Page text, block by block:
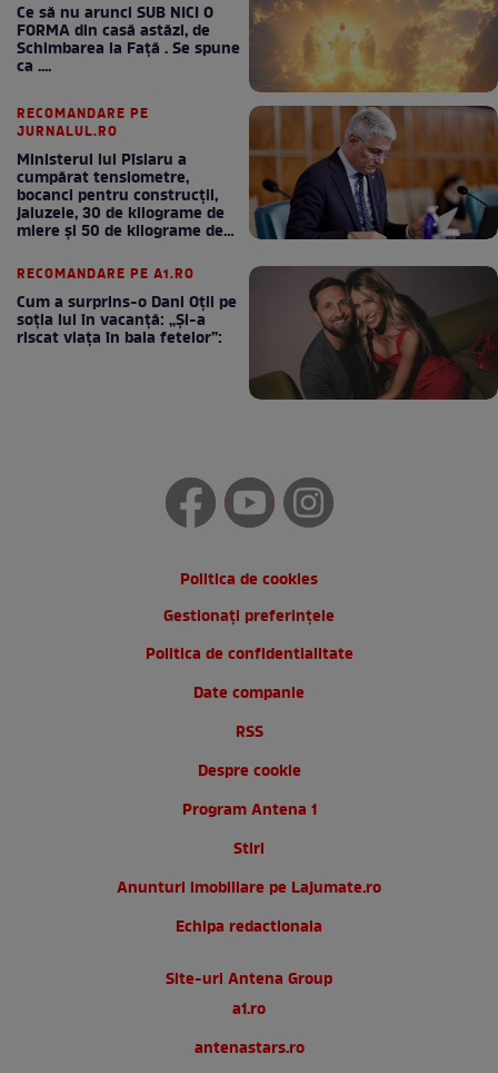
Ce să nu arunci SUB NICI O
FORMA din casă astăzi, de
Schimbarea la Față . Se spune
ca ....
RECOMANDARE PE
JURNALUL.RO
Ministerul lui Pîslaru a
cumpărat tensiometre,
bocanci pentru construcții,
jaluzele, 30 de kilograme de
miere și 50 de kilograme de
RECOMANDARE PE A1.RO
Cum a surprins-o Dani Oțil pe
soția lui în vacanță: „Și-a
riscat viața în baia fetelor”:
Politica de cookies
Gestionați preferințele
Politica de confidentialitate
Date companie
RSS
Despre cookie
Program Antena 1
Stiri
Anunturi imobiliare pe Lajumate.ro
Echipa redactionala
Site-uri Antena Group
a1.ro
antenastars.ro